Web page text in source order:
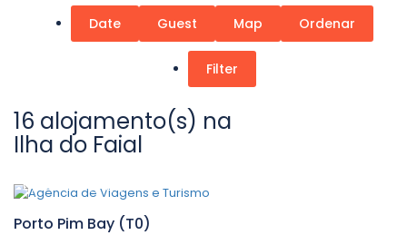
Date Guest Map Ordenar
Filter
16 alojamento(s) na
Ilha do Faial
0,00€/ 1 night(s)
Porto Pim Bay (T0)